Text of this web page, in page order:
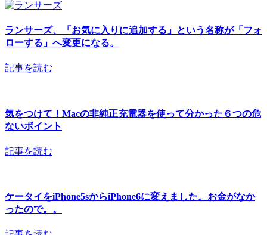
ランサーズ、「お気に入りに追加する」という名称が「フォ
ローする」へ変更になる。
記事を読む
気をつけて！Macの非純正充電器を使って分かった６つの危
ないポイント
記事を読む
ケータイをiPhone5sからiPhone6に変えました。お金がなか
ったので。。